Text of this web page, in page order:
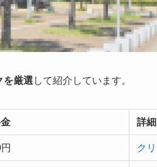
を厳選 して紹介しています。
詳細
ク